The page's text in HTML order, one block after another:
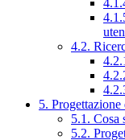
4.2.
5. Progettazione
5.1. Cosa
5.2.